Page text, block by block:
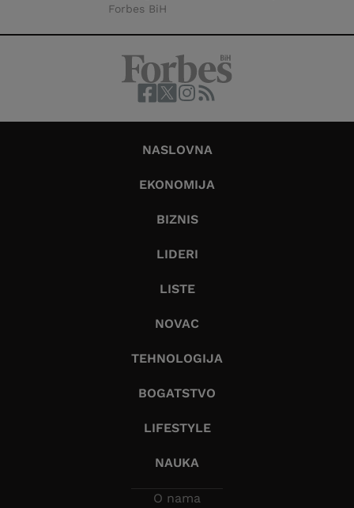
Forbes BiH
NASLOVNA
EKONOMIJA
BIZNIS
LIDERI
LISTE
NOVAC
TEHNOLOGIJA
BOGATSTVO
LIFESTYLE
NAUKA
O nama